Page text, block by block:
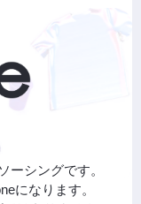
ーシングです。
になります。